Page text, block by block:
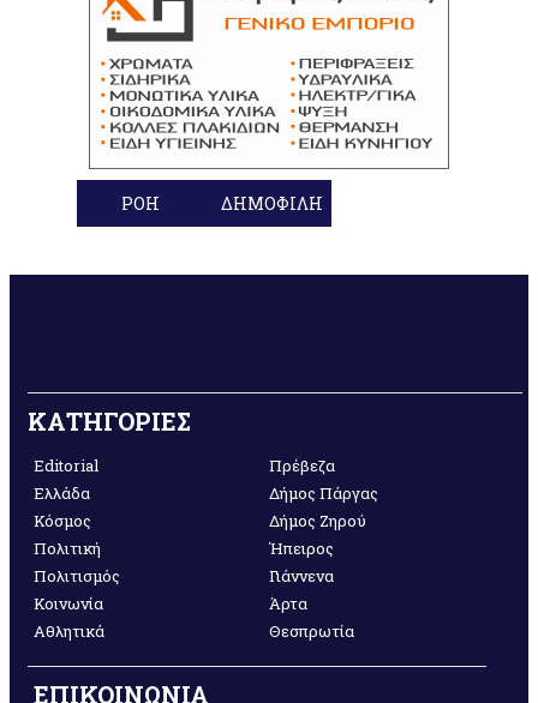
ΡΟΗ ΔΗΜΟΦΙΛΗ
ΚΑΤΗΓΟΡΙΕΣ
Editorial
Ελλάδα
Κόσμος
Πολιτική
Πολιτισμός
Κοινωνία
Αθλητικά
Πρέβεζα
Δήμος Πάργας
Δήμος Ζηρού
Ήπειρος
Γιάννενα
Άρτα
Θεσπρωτία
ΕΠΙΚΟΙΝΩΝΙΑ